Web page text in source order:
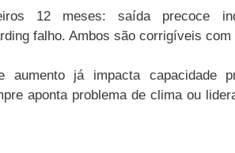
12 meses: saída precoce
falho. Ambos são corrigíveis
aumento já impacta capacidade
aponta problema de clima ou